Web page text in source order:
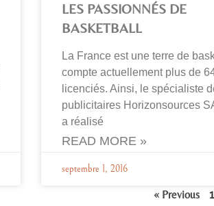
LES PASSIONNÉS DE
BASKETBALL
La France est une terre de
compte actuellement plus de
licenciés. Ainsi, le spécialiste
publicitaires Horizonsources
a réalisé
READ MORE »
septembre 1, 2016
« Previous 1